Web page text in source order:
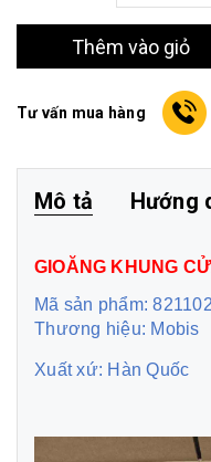
Thêm vào giỏ
Tư vấn mua hàng
Mô tả Hướng
GIOĂNG KHUNG
Mã sản phẩm:
Thương hiệu: Mobis
Xuất xứ: Hàn Quốc